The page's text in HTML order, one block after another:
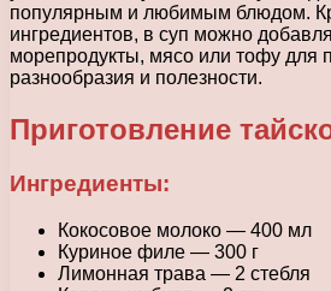
популярным и любимым блюдом.
ингредиентов, в суп можно
морепродукты, мясо или тофу для
разнообразия и полезности.
Приготовление
Ингредиенты:
Кокосовое молоко — 400 мл
Куриное филе — 300 г
Лимонная трава — 2 стебля